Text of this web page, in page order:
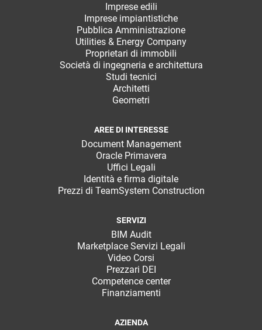
Imprese edili
Imprese impiantistiche
Pubblica Amministrazione
Utilities & Energy Company
Proprietari di immobili
Società di ingegneria e architettura
Studi tecnici
Architetti
Geometri
AREE DI INTERESSE
Document Management
Oracle Primavera
Uffici Legali
Identità e firma digitale
Prezzi di TeamSystem Construction
SERVIZI
BIM Audit
Marketplace Servizi Legali
Video Corsi
Prezzari DEI
Competence center
Finanziamenti
AZIENDA